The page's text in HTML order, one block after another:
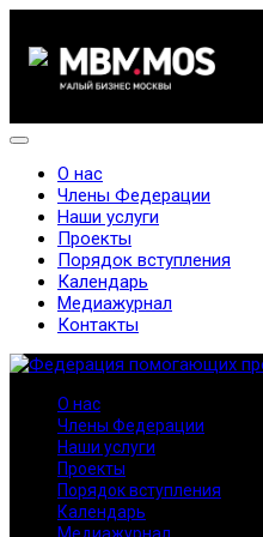
О нас
Члены Федерации
Наши услуги
Проекты
Порядок вступления
Календарь
Медиажурнал
Контакты
О нас
Члены Федерации
Наши услуги
Проекты
Порядок вступления
Календарь